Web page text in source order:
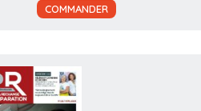
COMMANDER